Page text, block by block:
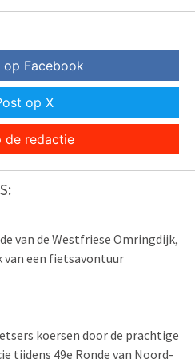
op Facebook
op X
de redactie
van de Westfriese Omringdijk,
van een fietsavontuur
koersen door de prachtige
tijdens 49e Ronde van Noord-